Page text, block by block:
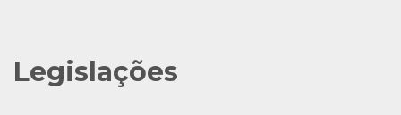
Legislações